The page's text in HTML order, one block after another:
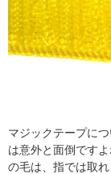
食材辞典
おすすめ
マジックテープに
は意外と面倒です
の毛は、指では取